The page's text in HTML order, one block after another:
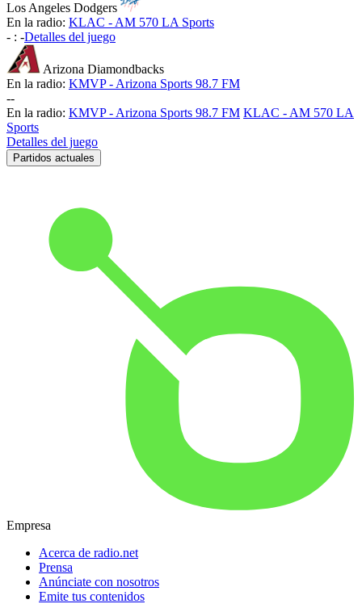
Los Angeles Dodgers
En la radio: KLAC - AM 570 LA Sports
- : -Detalles del juego
Arizona Diamondbacks
En la radio: KMVP - Arizona Sports 98.7 FM
--
En la radio: KMVP - Arizona Sports 98.7 FM KLAC - AM 570 LA
Sports
Detalles del juego
Partidos actuales
Empresa
Acerca de radio.net
Prensa
Anúnciate con nosotros
Emite tus contenidos